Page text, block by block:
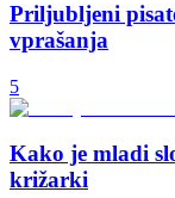
Priljubljeni
vprašanja
5
Kako je mladi
križarki